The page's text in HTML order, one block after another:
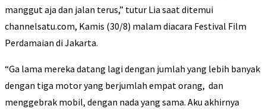
manggut aja dan jalan terus,” tutur Lia saat ditemui
channelsatu.com, Kamis (30/8) malam diacara Festival Film
Perdamaian di Jakarta.
“Ga lama mereka datang lagi dengan jumlah yang lebih banyak
dengan tiga motor yang berjumlah empat orang, dan
menggebrak mobil, dengan nada yang sama. Aku akhirnya